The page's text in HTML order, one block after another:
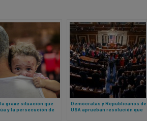
grave situación que
y la persecución de
Demócratas y Republicanos de
USA aprueban resolución que